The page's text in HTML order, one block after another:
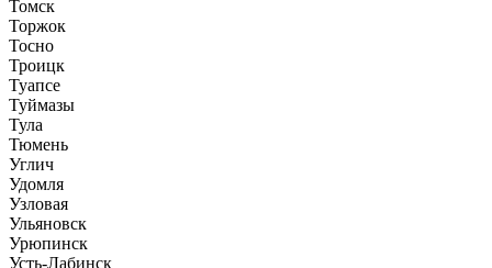
Томск
Торжок
Тосно
Троицк
Туапсе
Туймазы
Тула
Тюмень
Углич
Удомля
Узловая
Ульяновск
Урюпинск
Усть-Лабинск